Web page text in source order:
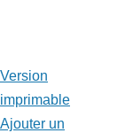
Version
imprimable
Ajouter un